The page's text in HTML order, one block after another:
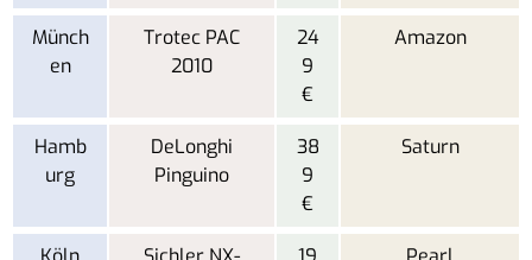
Münch
en
Trotec PAC
2010
24
9
€
Amazon
Hamb
urg
DeLonghi
Pinguino
38
9
€
Saturn